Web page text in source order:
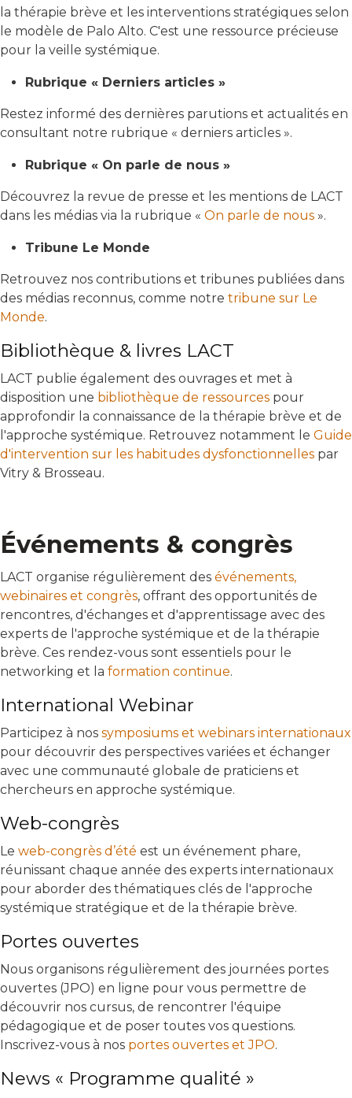
la thérapie brève et les interventions stratégiques selon
le modèle de Palo Alto. C'est une ressource précieuse
pour la veille systémique.
Rubrique « Derniers articles »
Restez informé des dernières parutions et actualités en
consultant notre rubrique « derniers articles ».
Rubrique « On parle de nous »
Découvrez la revue de presse et les mentions de LACT
dans les médias via la rubrique « On parle de nous ».
Tribune Le Monde
Retrouvez nos contributions et tribunes publiées dans
des médias reconnus, comme notre tribune sur Le
Monde.
Bibliothèque & livres LACT
LACT publie également des ouvrages et met à
disposition une bibliothèque de ressources pour
approfondir la connaissance de la thérapie brève et de
l'approche systémique. Retrouvez notamment le Guide
d'intervention sur les habitudes dysfonctionnelles par
Vitry & Brosseau.
Événements & congrès
LACT organise régulièrement des événements,
webinaires et congrès, offrant des opportunités de
rencontres, d'échanges et d'apprentissage avec des
experts de l'approche systémique et de la thérapie
brève. Ces rendez-vous sont essentiels pour le
networking et la formation continue.
International Webinar
Participez à nos symposiums et webinars internationaux
pour découvrir des perspectives variées et échanger
avec une communauté globale de praticiens et
chercheurs en approche systémique.
Web-congrès
Le web-congrès d’été est un événement phare,
réunissant chaque année des experts internationaux
pour aborder des thématiques clés de l'approche
systémique stratégique et de la thérapie brève.
Portes ouvertes
Nous organisons régulièrement des journées portes
ouvertes (JPO) en ligne pour vous permettre de
découvrir nos cursus, de rencontrer l'équipe
pédagogique et de poser toutes vos questions.
Inscrivez-vous à nos portes ouvertes et JPO.
News « Programme qualité »